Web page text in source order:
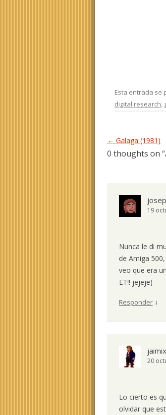
Esta entrada se
digital research,
Navegación de
← Galaga (1981)
0 thoughts on “
19
Nunca le di
de Amiga
veo que era
ET!! jejeje)
Responder ↓
20
Lo cierto es
olvidar que